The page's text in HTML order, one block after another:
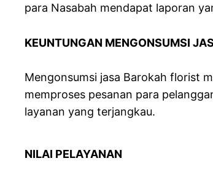
para Nasabah mendapat laporan
KEUNTUNGAN MENGONSUMSI
Mengonsumsi jasa Barokah florist
memproses pesanan para
layanan yang terjangkau.
NILAI PELAYANAN